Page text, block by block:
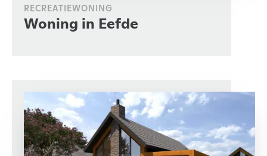
RECREATIEWONING
Woning in Eefde